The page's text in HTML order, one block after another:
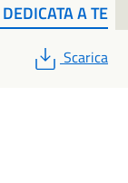
A TE
PDF
Scarica